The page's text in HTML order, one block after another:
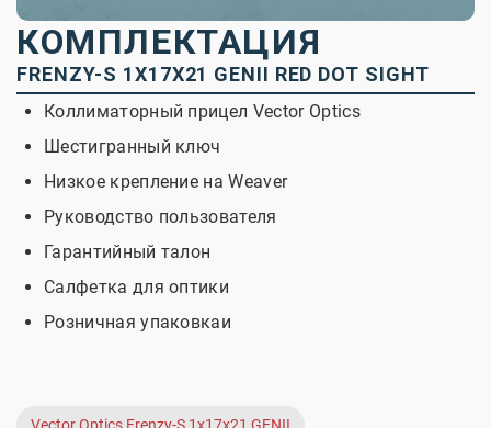
КОМПЛЕКТАЦИЯ
FRENZY-S 1X17X21 GENII RED DOT SIGHT
Коллиматорный прицел Vector Optics
Шестигранный ключ
Низкое крепление на Weaver
Руководство пользователя
Гарантийный талон
Салфетка для оптики
Розничная упаковкаи
Vector Optics Frenzy-S 1x17x21 GENII